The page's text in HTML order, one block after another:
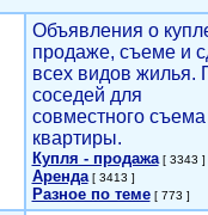
Объявления о
продаже, съеме и
всех видов жилья.
соседей для
совместного съема
квартиры.
Купля - продажа[ 3343 ]
Аренда[ 3413 ]
Разное по теме[ 773 ]